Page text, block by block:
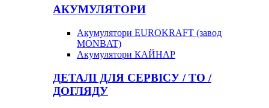
АКУМУЛЯТОРИ
Акумулятори EUROKRAFT (завод
MONBAT)
Акумулятори КАЙНАР
ДЕТАЛІ ДЛЯ СЕРВІСУ / ТО /
ДОГЛЯДУ